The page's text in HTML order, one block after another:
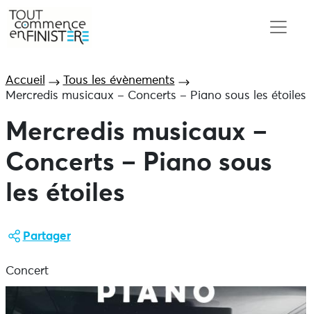
Accueil
Tous les évènements
Mercredis musicaux – Concerts – Piano sous les étoiles
Mercredis musicaux –
Concerts – Piano sous
les étoiles
Partager
Concert